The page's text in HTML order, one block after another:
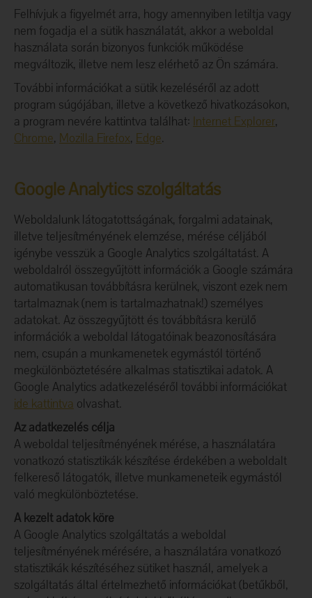
Felhívjuk a figyelmét arra, hogy amennyiben letiltja vagy
nem fogadja el a sütik használatát, akkor a weboldal
használata során bizonyos funkciók működése
megváltozik, illetve nem lesz elérhető az Ön számára.
További információkat a sütik kezeléséről az adott
program súgójában, illetve a következő hivatkozásokon,
a program nevére kattintva találhat: Internet Explorer,
Chrome, Mozilla Firefox, Edge.
Google Analytics szolgáltatás
Weboldalunk látogatottságának, forgalmi adatainak,
illetve teljesítményének elemzése, mérése céljából
igénybe vesszük a Google Analytics szolgáltatást. A
weboldalról összegyűjtött információk a Google számára
automatikusan továbbításra kerülnek, viszont ezek nem
tartalmaznak (nem is tartalmazhatnak!) személyes
adatokat. Az összegyűjtött és továbbításra kerülő
információk a weboldal látogatóinak beazonosítására
nem, csupán a munkamenetek egymástól történő
megkülönböztetésére alkalmas statisztikai adatok. A
Google Analytics adatkezeléséről további információkat
ide kattintva olvashat.
Az adatkezelés célja
A weboldal teljesítményének mérése, a használatára
vonatkozó statisztikák készítése érdekében a weboldalt
felkereső látogatók, illetve munkameneteik egymástól
való megkülönböztetése.
A kezelt adatok köre
A Google Analytics szolgáltatás a weboldal
teljesítményének mérésére, a használatára vonatkozó
statisztikák készítéséhez sütiket használ, amelyek a
szolgáltatás által értelmezhető információkat (betűkből,